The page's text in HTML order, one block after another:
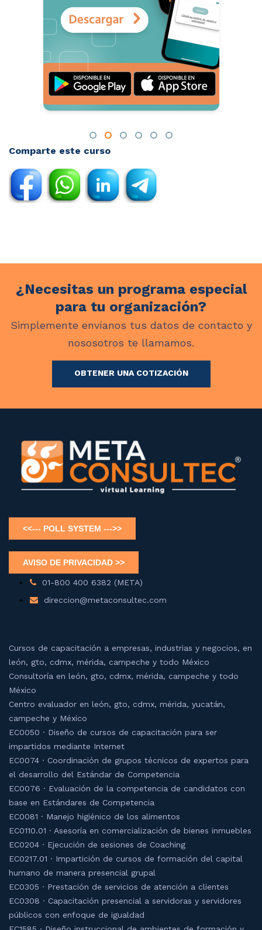
Comparte este curso
¿Necesitas un programa especial
para tu organización?
Simplemente envíanos tus datos de contacto y
nososotros te llamamos.
OBTENER UNA COTIZACIÓN
01-800 400 6382 (META)
direccion@metaconsultec.com
Cursos de capacitación a empresas, industrias y negocios, en
león, gto, cdmx, mérida, campeche y todo México
Consultoría en león, gto, cdmx, mérida, campeche y todo
México
Centro evaluador en león, gto, cdmx, mérida, yucatán,
campeche y México
EC0050 · Diseño de cursos de capacitación para ser
impartidos mediante Internet
EC0074 · Coordinación de grupos técnicos de expertos para
el desarrollo del Estándar de Competencia
EC0076 · Evaluación de la competencia de candidatos con
base en Estándares de Competencia
EC0081 · Manejo higiénico de los alimentos
EC0110.01 · Asesoría en comercialización de bienes inmuebles
EC0204 · Ejecución de sesiones de Coaching
EC0217.01 · Impartición de cursos de formación del capital
humano de manera presencial grupal
EC0305 · Prestación de servicios de atención a clientes
EC0308 · Capacitación presencial a servidoras y servidores
públicos con enfoque de igualdad